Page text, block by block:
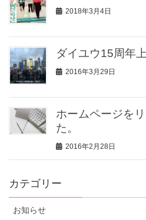
2018年3月4日
ダイユウ15周年
2016年3月29日
ホームページを
た。
2016年2月28日
カテゴリー
お知らせ